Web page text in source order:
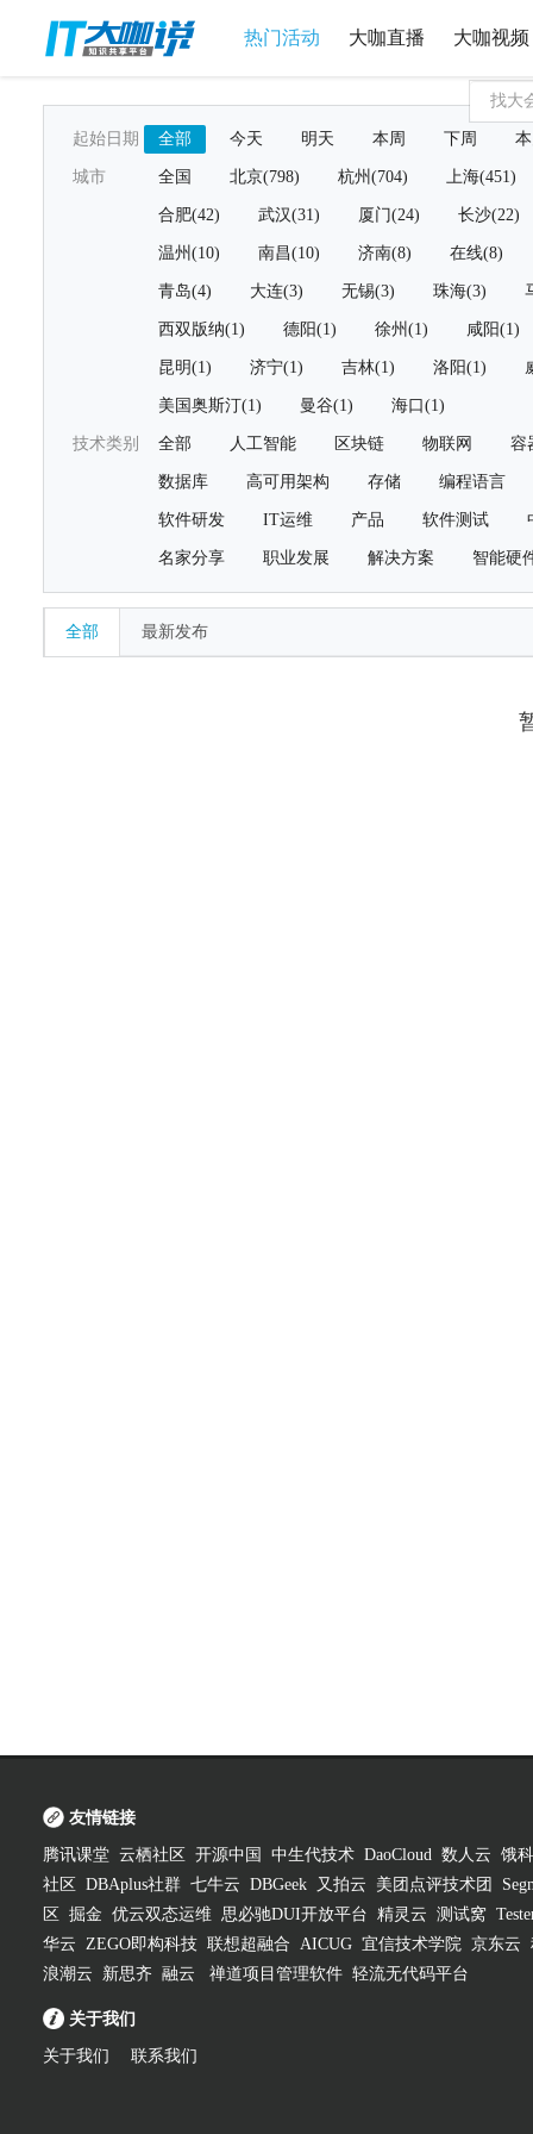
热门活动 大咖直播 大咖视频
起始日期 全部 今天 明天 本周 下周
城市 全国 北京(798) 杭州(704) 上海(451)
合肥(42) 武汉(31) 厦门(24) 长沙(22)
温州(10) 南昌(10) 济南(8) 在线(8)
青岛(4) 大连(3) 无锡(3) 珠海(3)
西双版纳(1) 德阳(1) 徐州(1) 咸阳(1)
昆明(1) 济宁(1) 吉林(1) 洛阳(1)
美国奥斯汀(1) 曼谷(1) 海口(1)
技术类别 全部 人工智能 区块链 物联网 容
数据库 高可用架构 存储 编程语言
软件研发 IT运维 产品 软件测试
名家分享 职业发展 解决方案 智能硬
全部 最新发布
友情链接
腾讯课堂 云栖社区 开源中国 中生代技术 DaoCloud 数人云 饿
社区
DBAplus社群 七牛云 DBGeek 又拍云 美团点评技术团
区
掘金 优云双态运维 思必驰DUI开放平台 精灵云 测试窝
华云 ZEGO即构科技 联想超融合 AICUG 宜信技术学院 京东云
浪潮云
新思齐 融云 禅道项目管理软件 轻流无代码平台
关于我们
关于我们 联系我们